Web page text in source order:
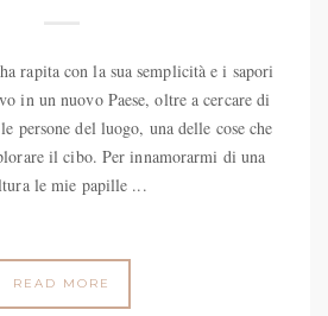
rapita con la sua semplicità e i sapori
in un nuovo Paese, oltre a cercare di
persone del luogo, una delle cose che
il cibo. Per innamorarmi di una
le mie papille ...
READ MORE